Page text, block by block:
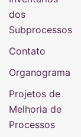
dos
Subprocessos
Contato
Organograma
Projetos de
Melhoria de
Processos